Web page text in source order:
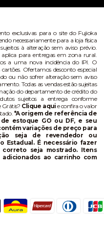
exclusivas para o site do Fujioka
necessariamente para a loja física
à alteração sem aviso prévio.
aplica para entregas em zona rural.
a uma nova incidência do IPI. O
Ofertamos desconto especial
ou não sofrer alteração sem aviso
Todas as vendas estão sujeitas
do departamento de crédito do
sujeitos a entrega conforme
Grátis? Clique aqui e confira o valor
*A origem de referência de
estoque GO ou DF, e seu
variações de preço para
seja de revendedor ou
Estadual. É necessário fazer
seja mostrado. Itens
ao carrinho com